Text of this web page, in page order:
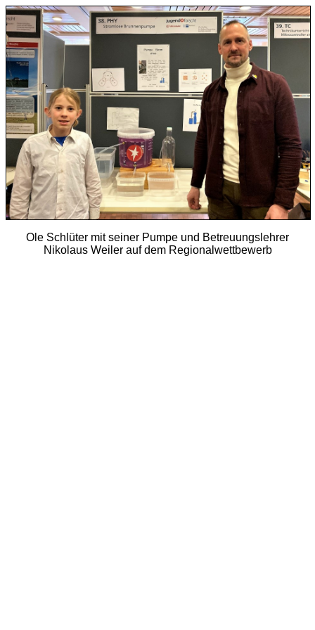
Ole Schlüter mit seiner Pumpe und Betreuungslehrer
Nikolaus Weiler auf dem Regionalwettbewerb